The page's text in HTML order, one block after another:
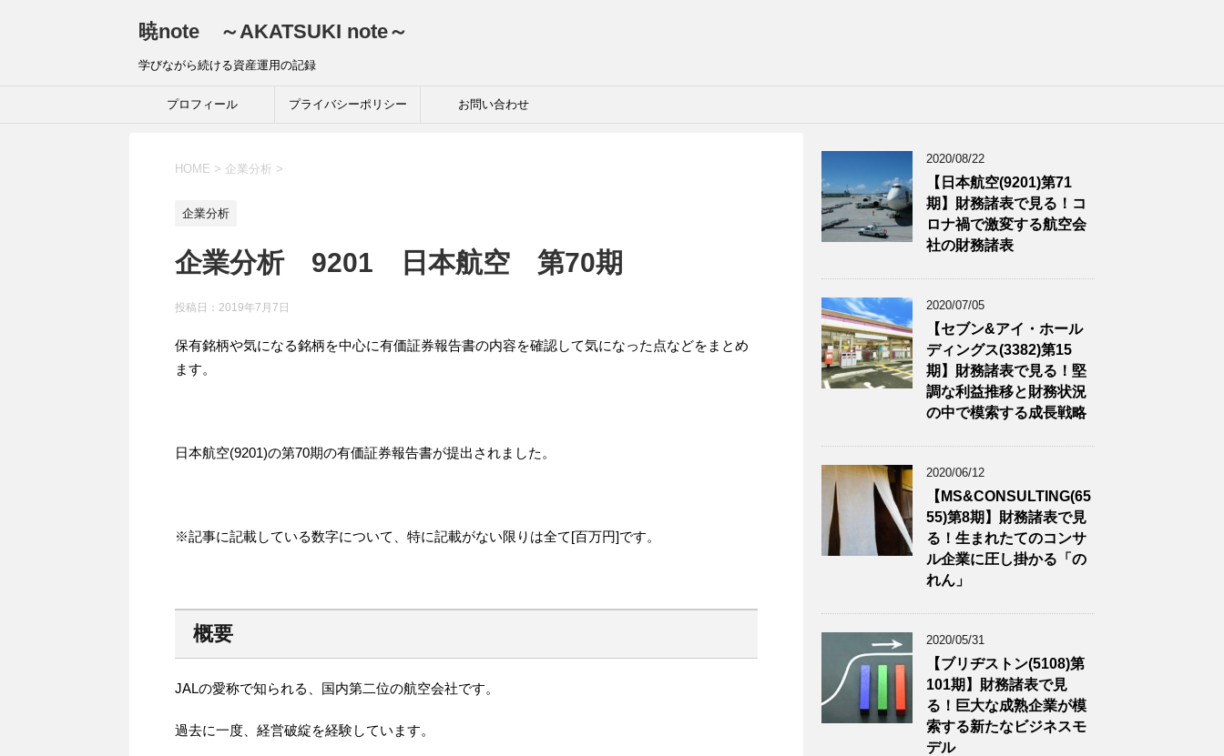
暁note ～AKATSUKI note～
学びながら続ける資産運用の記録
プロフィール プライバシーポリシー お問い合わせ
HOME > 企業分析 >
企業分析
企業分析 9201 日本航空 第70期
投稿日： 2019年7月7日
保有銘柄や気になる銘柄を中心に有価証券報告書の内容を確認して気になった点などをまとめ
ます。
日本航空(9201)の第70期の有価証券報告書が提出されました。
※記事に記載している数字について、特に記載がない限りは全て[百万円]です。
概要
JALの愛称で知られる、国内第二位の航空会社です。
過去に一度、経営破綻を経験しています。
2020/08/22
【日本航空(9201)第71
期】財務諸表で見る！コ
ロナ禍で激変する航空会
社の財務諸表
2020/07/05
【セブン&アイ・ホール
ディングス(3382)第15
期】財務諸表で見る！堅
調な利益推移と財務状況
の中で模索する成長戦略
2020/06/12
【MS&CONSULTING(65
55)第8期】財務諸表で見
る！生まれたてのコンサ
ル企業に圧し掛かる「の
れん」
2020/05/31
【ブリヂストン(5108)第
101期】財務諸表で見
る！巨大な成熟企業が模
索する新たなビジネスモ
デル